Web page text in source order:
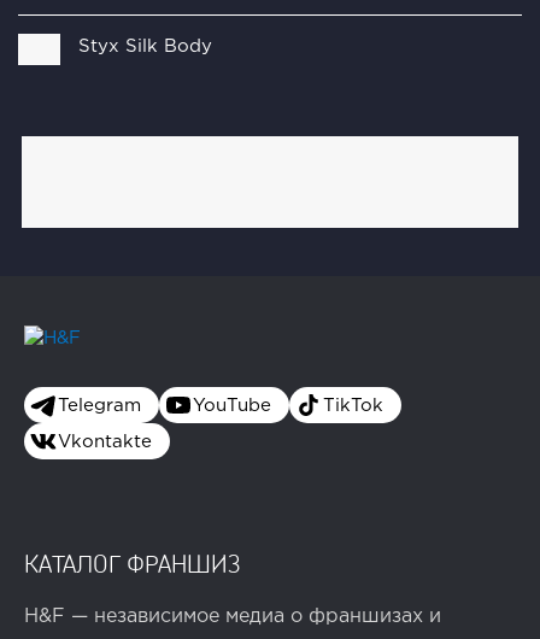
Styx Silk Body
Telegram YouTube TikTok
Vkontakte
КАТАЛОГ ФРАНШИЗ
H&F — независимое медиа о франшизах и